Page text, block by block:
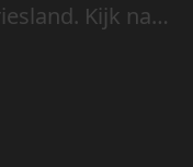
Kijk naar